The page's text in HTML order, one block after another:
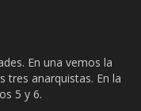
En una vemos la
tres anarquistas. En la
5 y 6.